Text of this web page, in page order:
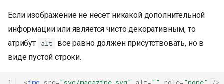
Если изображение не несет никакой дополнительной
информации или является чисто декоративным, то
атрибут
alt
все равно должен присутствовать, но в
виде пустой строки.